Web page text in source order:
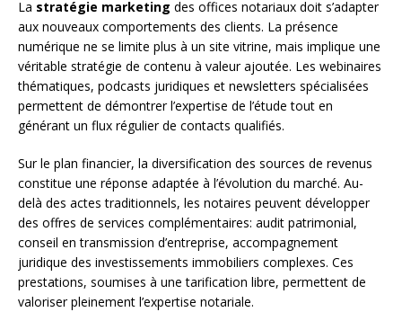
La stratégie marketing des offices notariaux doit s’adapter
aux nouveaux comportements des clients. La présence
numérique ne se limite plus à un site vitrine, mais implique une
véritable stratégie de contenu à valeur ajoutée. Les webinaires
thématiques, podcasts juridiques et newsletters spécialisées
permettent de démontrer l’expertise de l’étude tout en
générant un flux régulier de contacts qualifiés.
Sur le plan financier, la diversification des sources de revenus
constitue une réponse adaptée à l’évolution du marché. Au-
delà des actes traditionnels, les notaires peuvent développer
des offres de services complémentaires: audit patrimonial,
conseil en transmission d’entreprise, accompagnement
juridique des investissements immobiliers complexes. Ces
prestations, soumises à une tarification libre, permettent de
valoriser pleinement l’expertise notariale.